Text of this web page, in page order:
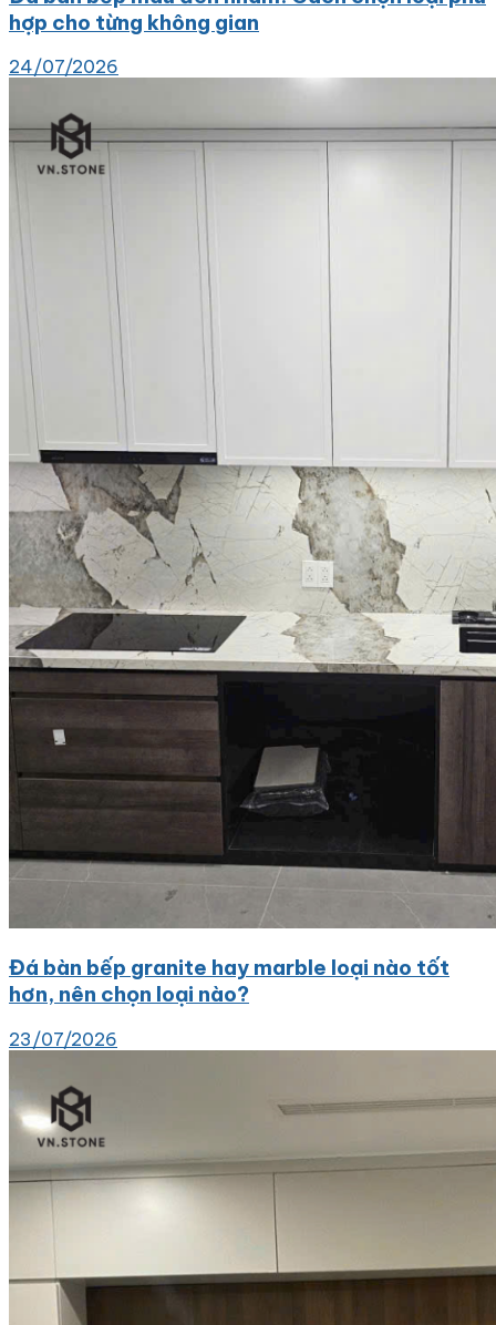
hợp cho từng không gian
24/07/2026
Đá bàn bếp granite hay marble loại nào tốt
hơn, nên chọn loại nào?
23/07/2026